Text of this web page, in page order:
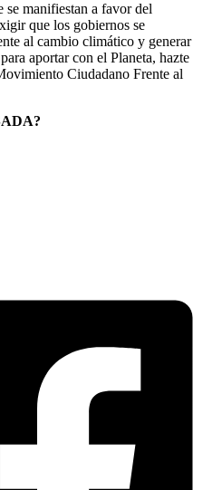
se manifiestan a favor del
que los gobiernos se
al cambio climático y generar
aportar con el Planeta, hazte
Ciudadano Frente al